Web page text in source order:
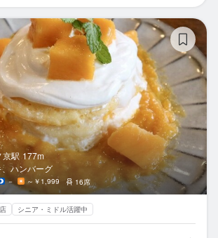
京駅 177m
ハンバーグ
－ ～￥1,999 16席
シニア・ミドル活躍中